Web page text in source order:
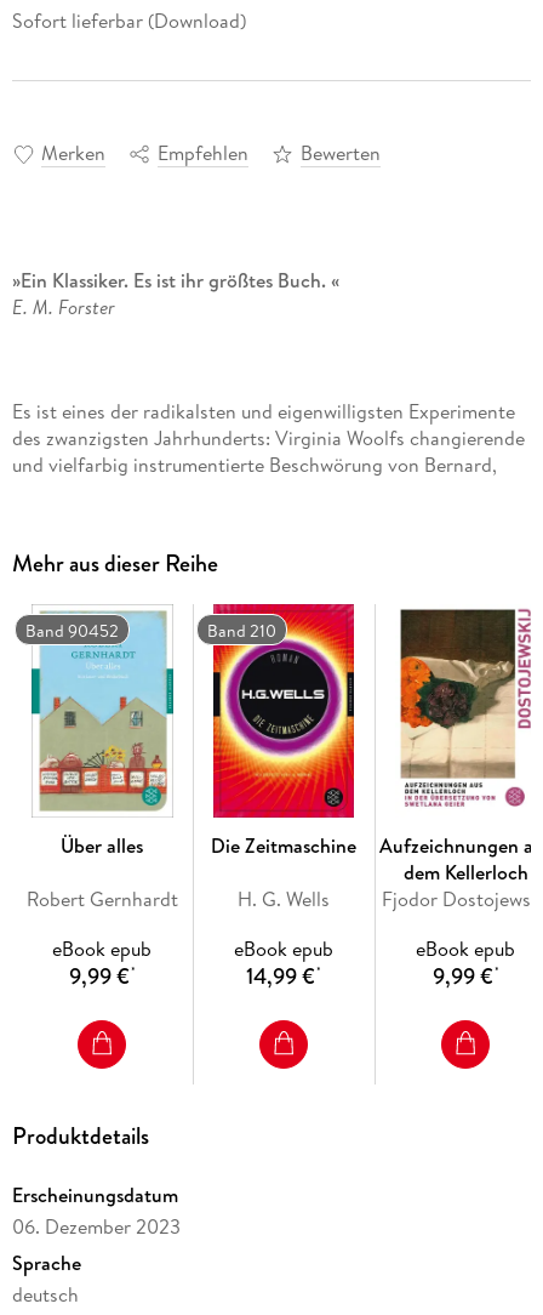
Sofort lieferbar (Download)
Merken Empfehlen Bewerten
»Ein Klassiker. Es ist ihr größtes Buch. «
E. M. Forster
Es ist eines der radikalsten und eigenwilligsten Experimente
des zwanzigsten Jahrhunderts: Virginia Woolfs changierende
und vielfarbig instrumentierte Beschwörung von Bernard,
Losgelöstsein des mittleren Alters. Sinneswahrnehmungen,
Emotionen, Reflexionen kommen und gehen im
Voranschreiten des Erzählstroms wie die Jahreszeiten, wie
die Wellen, die Sonne.
Mehr aus dieser Reihe
Band 90452
Über alles
Robert Gernhardt
eBook epub
9,99 €*
Band 210
Die Zeitmaschine
H. G. Wells
eBook epub
14,99 €*
Aufzeichnungen
dem Kellerloch
Fjodor
eBook epub
9,99 €*
Produktdetails
Erscheinungsdatum
06. Dezember 2023
Sprache
deutsch